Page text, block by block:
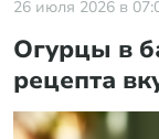
26 июля 2026 в
Огурцы в
рецепта